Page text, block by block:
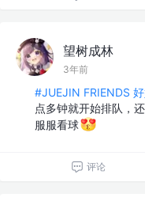
望树成林
3年前
#JUEJIN FRIENDS
点多钟就开始排队，
服服看球
评论